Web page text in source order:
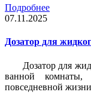
Подробнее
07.11.2025
Дозатор для
Дозатор для
ванной
повседневной жизни